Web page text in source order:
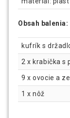
Obsah balenia:
kufrík s
2 x krabička s
9 x ovocie a
1 x nôž